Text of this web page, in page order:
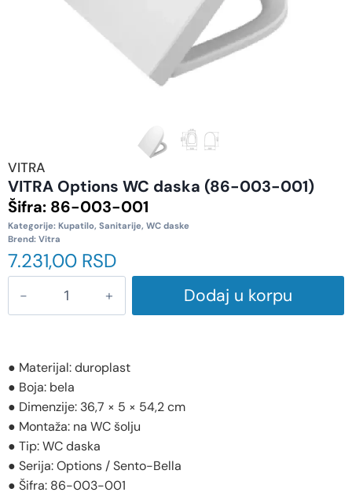
VITRA
VITRA Options WC daska (86-003-001)
Šifra: 86-003-001
Kategorije: Kupatilo, Sanitarije, WC daske
Brend: Vitra
7.231,00 RSD
Dodaj u korpu
● Materijal: duroplast
● Boja: bela
● Dimenzije: 36,7 × 5 × 54,2 cm
● Montaža: na WC šolju
● Tip: WC daska
● Serija: Options / Sento-Bella
● Šifra: 86-003-001